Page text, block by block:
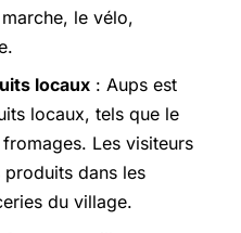
le vélo,
locaux : Aups est
locaux, tels que le
Les visiteurs
dans les
du village.